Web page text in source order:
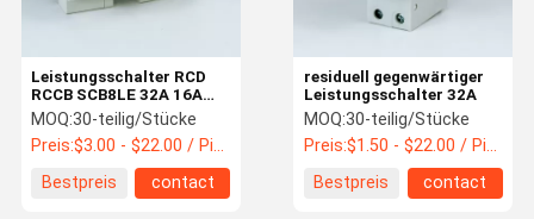
Leistungsschalter RCD
RCCB SCB8LE 32A 16A
30mA 6kA RCBO
MOQ:30-teilig/Stücke
Preis:$3.00 - $22.00 / Piece
Bestpreis
contact
residuell gegenwärtiger
Leistungsschalter 32A
MOQ:30-teilig/Stücke
Preis:$1.50 - $22.00 / Piece
Bestpreis
contact